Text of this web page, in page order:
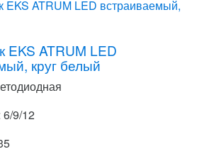
EKS ATRUM LED
круг белый
9/12